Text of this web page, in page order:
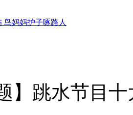
鸟妈妈护子啄路人
跳水节目十